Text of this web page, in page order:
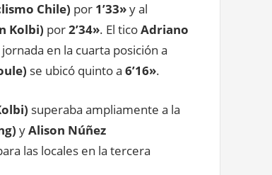
Chile) por 1’33»y al
Kolbi) por2’34». El ticoAdriano
en la cuarta posición a
se ubicó quinto a 6’16».
superaba ampliamente a la
yAlison Núñez
las locales en la tercera